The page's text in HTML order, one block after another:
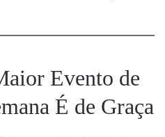
Evento de
É de Graça